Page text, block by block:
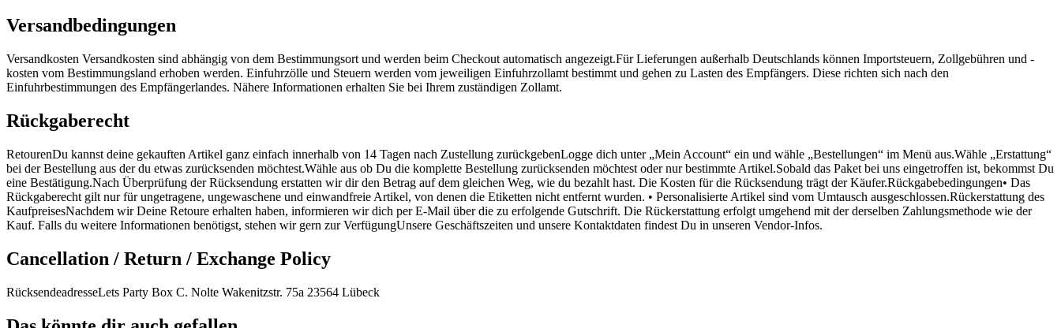
Versandbedingungen
Versandkosten Versandkosten sind abhängig von dem Bestimmungsort und werden beim Checkout automatisch angezeigt.Für Lieferungen außerhalb Deutschlands können Importsteuern, Zollgebühren und -
kosten vom Bestimmungsland erhoben werden. Einfuhrzölle und Steuern werden vom jeweiligen Einfuhrzollamt bestimmt und gehen zu Lasten des Empfängers. Diese richten sich nach den
Einfuhrbestimmungen des Empfängerlandes. Nähere Informationen erhalten Sie bei Ihrem zuständigen Zollamt.
Rückgaberecht
RetourenDu kannst deine gekauften Artikel ganz einfach innerhalb von 14 Tagen nach Zustellung zurückgebenLogge dich unter „Mein Account“ ein und wähle „Bestellungen“ im Menü aus.Wähle „Erstattung“
bei der Bestellung aus der du etwas zurücksenden möchtest.Wähle aus ob Du die komplette Bestellung zurücksenden möchtest oder nur bestimmte Artikel.Sobald das Paket bei uns eingetroffen ist, bekommst Du
eine Bestätigung.Nach Überprüfung der Rücksendung erstatten wir dir den Betrag auf dem gleichen Weg, wie du bezahlt hast. Die Kosten für die Rücksendung trägt der Käufer.Rückgabebedingungen• Das
Rückgaberecht gilt nur für ungetragene, ungewaschene und einwandfreie Artikel, von denen die Etiketten nicht entfernt wurden. • Personalisierte Artikel sind vom Umtausch ausgeschlossen.Rückerstattung des
KaufpreisesNachdem wir Deine Retoure erhalten haben, informieren wir dich per E-Mail über die zu erfolgende Gutschrift. Die Rückerstattung erfolgt umgehend mit der derselben Zahlungsmethode wie der
Kauf. Falls du weitere Informationen benötigst, stehen wir gern zur VerfügungUnsere Geschäftszeiten und unsere Kontaktdaten findest Du in unseren Vendor-Infos.
Cancellation / Return / Exchange Policy
RücksendeadresseLets Party Box C. Nolte Wakenitzstr. 75a 23564 Lübeck